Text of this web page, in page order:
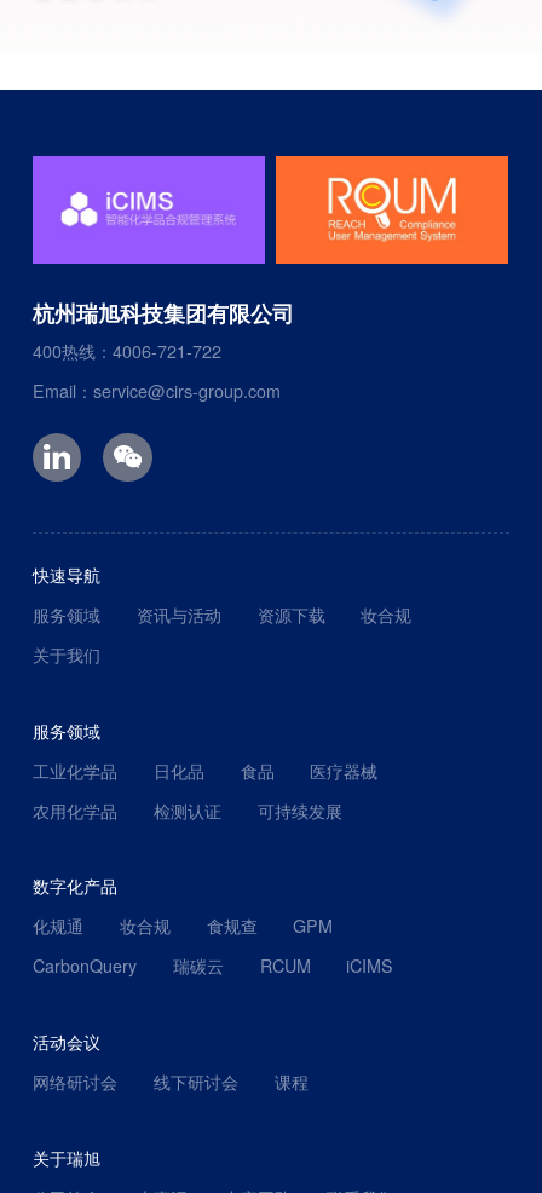
杭州瑞旭科技集团有限公司
400热线：4006-721-722
Email：service@cirs-group.com
快速导航
服务领域
资讯与活动 资源下载
妆合规
关于我们
服务领域
工业化学品
日化品 食品
医疗器械
农用化学品
检测认证 可持续发展
数字化产品
化规通
妆合规 食规查
GPM
CarbonQuery
瑞碳云 RCUM iCIMS
活动会议
网络研讨会
线下研讨会 课程
关于瑞旭